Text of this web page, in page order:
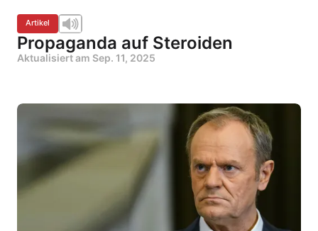
Artikel
Propaganda auf Steroiden
Aktualisiert am Sep. 11, 2025